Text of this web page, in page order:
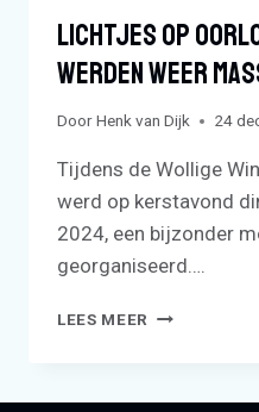
Lichtjes Op
Werden Weer
DoorHenk van Dijk 24
Tijdens de Wollige
werd op kerstavond
2024, een bijzonder
georganiseerd….
LEES MEER LICHTJES